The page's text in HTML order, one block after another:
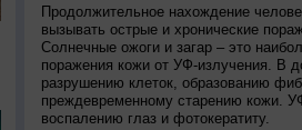
Продолжительное нахождение
вызывать острые и хронические
Солнечные ожоги и загар – это
поражения кожи от УФ-излучения. В
разрушению клеток, образованию
преждевременному старению кожи.
воспалению глаз и фотокератиту.